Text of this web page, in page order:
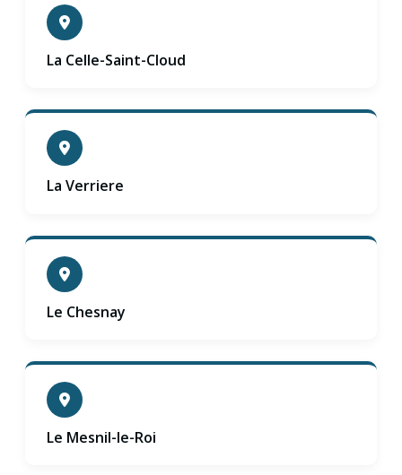
La Celle-Saint-Cloud
La Verriere
Le Chesnay
Le Mesnil-le-Roi